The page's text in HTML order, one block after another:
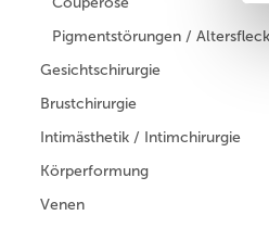
Pigmentstörungen /
Gesichtschirurgie
Brustchirurgie
Intimästhetik / Intimchirurgie
Körperformung
Venen